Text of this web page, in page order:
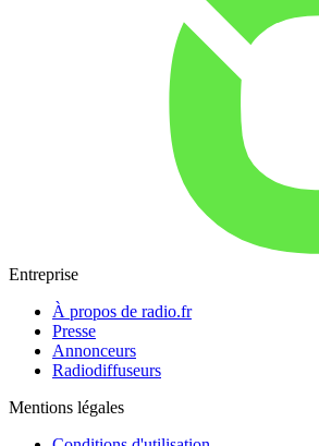
Entreprise
À propos de radio.fr
Presse
Annonceurs
Radiodiffuseurs
Mentions légales